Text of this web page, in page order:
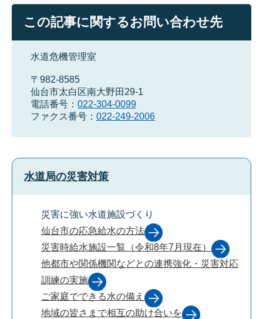
この記事に関するお問い合わせ先
水道危機管理室
〒982-8585
仙台市太白区南大野田29-1
電話番号： 022-304-0099
ファクス番号： 022-249-2006
水道局の災害対策
災害に強い水道施設づくり
仙台市の応急給水の方法
災害時給水施設一覧（令和8年7月現在）
他都市や関係機関などとの連携強化・災害対応
訓練の実施
ご家庭でできる水の備え
地域の皆さまで相互の助け合いを